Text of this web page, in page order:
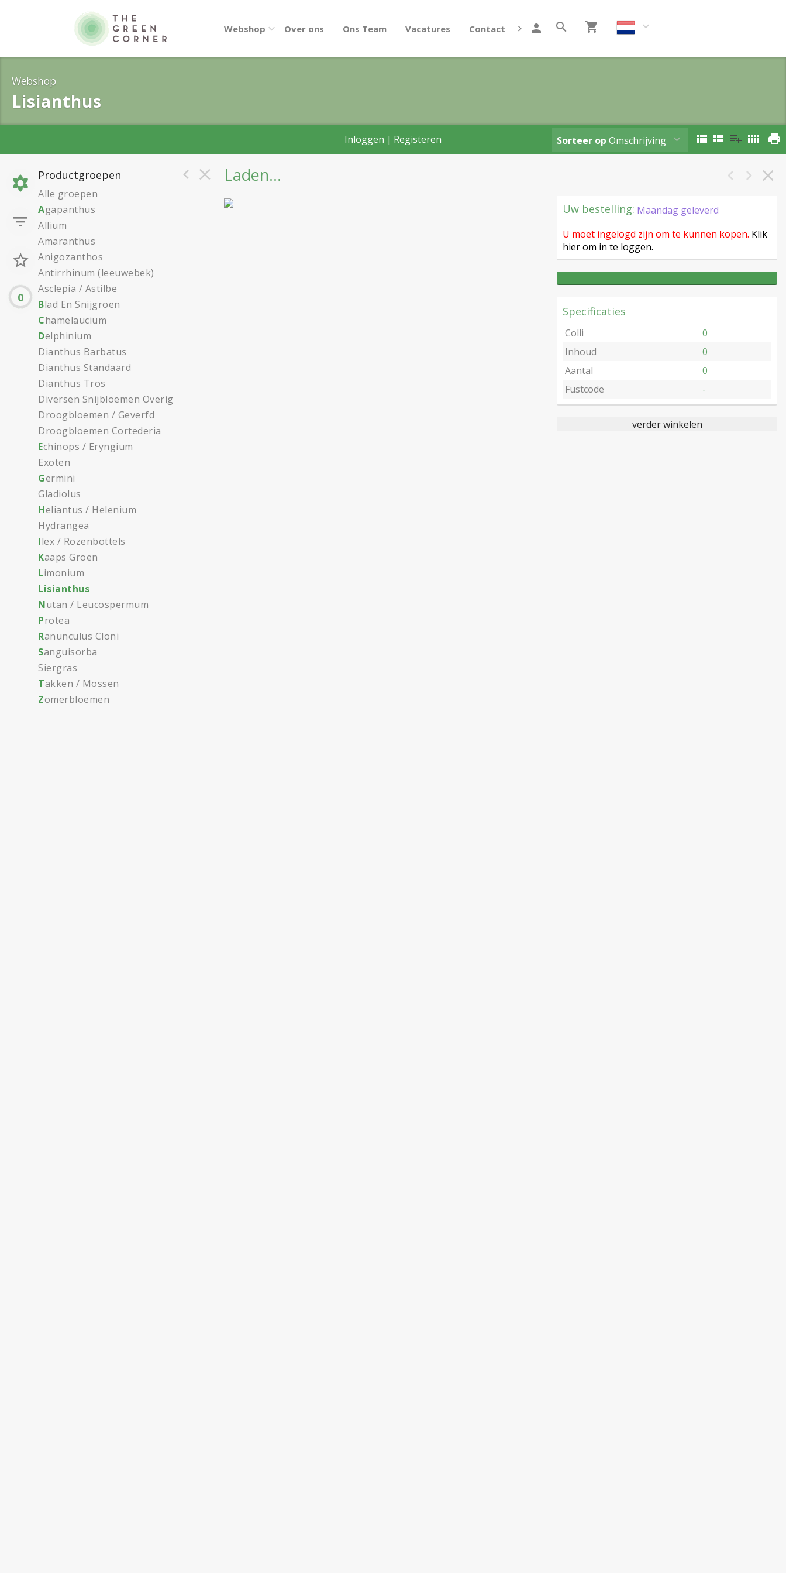
Webshop Over ons Ons Team Vacatures Contact Klant worden
Webshop
Lisianthus
Inloggen | Registeren Sorteer op Omschrijving
0
Productgroepen
Alle groepen
Agapanthus
Allium
Amaranthus
Anigozanthos
Antirrhinum (leeuwebek)
Asclepia / Astilbe
Blad En Snijgroen
Chamelaucium
Delphinium
Dianthus Barbatus
Dianthus Standaard
Dianthus Tros
Diversen Snijbloemen Overig
Droogbloemen / Geverfd
Droogbloemen Cortederia
Echinops / Eryngium
Exoten
Germini
Gladiolus
Heliantus / Helenium
Hydrangea
Ilex / Rozenbottels
Kaaps Groen
Limonium
Lisianthus
Nutan / Leucospermum
Protea
Ranunculus Cloni
Sanguisorba
Siergras
Takken / Mossen
Zomerbloemen
Laden...
Uw bestelling: Maandag geleverd
U moet ingelogd zijn om te kunnen kopen. Klik
hier om in te loggen.
Specificaties
Colli
0
Inhoud
0
Aantal
0
Fustcode
-
verder winkelen